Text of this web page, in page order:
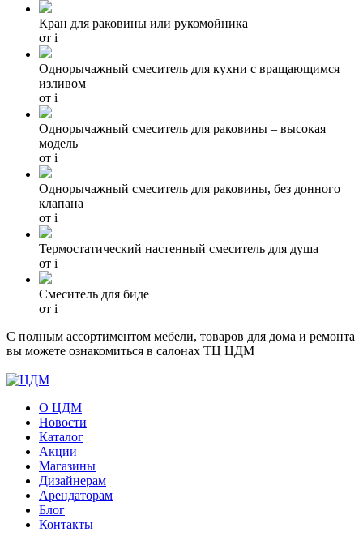
Кран для раковины или рукомойника
от i
Однорычажный смеситель для кухни с вращающимся
изливом
от i
Однорычажный смеситель для раковины – высокая
модель
от i
Однорычажный смеситель для раковины, без донного
клапана
от i
Термостатический настенный смеситель для душа
от i
Смеситель для биде
от i
С полным ассортиментом мебели, товаров для дома и ремонта
вы можете ознакомиться в салонах ТЦ ЦДМ
О ЦДМ
Новости
Каталог
Акции
Магазины
Дизайнерам
Арендаторам
Блог
Контакты